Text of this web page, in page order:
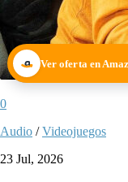
Ver oferta en
0
Audio /Videojuegos
23 Jul, 2026